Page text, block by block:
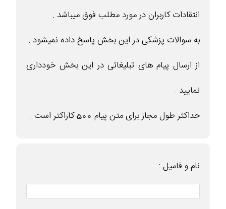
انتقادات کاربران در مورد مطلب فوق میباشد .
به سوالات پزشکی در این بخش پاسخ داده نمیشود .
از ارسال پیام های تبلیغاتی در این بخش خودداری
نمایید .
حداکثر طول مجاز برای متن پیام 500 کاراکتر است .
نام و فامیل :